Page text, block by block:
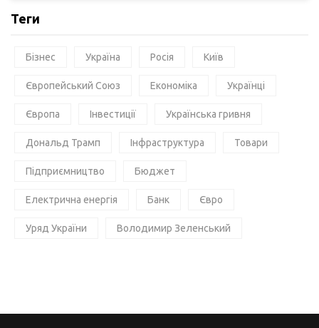
Теги
Бізнес Україна Росія Київ
Європейський Союз Економіка Українці
Європа Інвестиції Українська гривня
Дональд Трамп Інфраструктура Товари
Підприємництво Бюджет
Електрична енергія Банк Євро
Уряд України Володимир Зеленський